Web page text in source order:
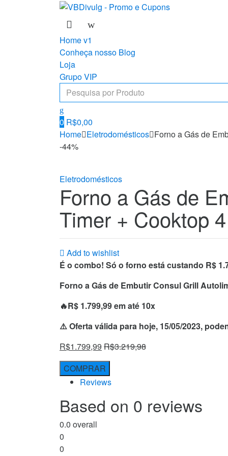
Home v1
Conheça nosso Blog
Loja
Grupo VIP
Search
for:
0 R$0,00
Home Eletrodomésticos Forno a Gás de
-44%
Eletrodomésticos
Forno a Gás de
Timer + Cooktop
Add to wishlist
É o combo! Só o forno está custando R$
Forno a Gás de Embutir Consul Grill
🔥R$ 1.799,99 em até 10x
⚠️ Oferta válida para hoje, 15/05/2023,
R$1.799,99 R$3.219,98
COMPRAR
Reviews
Based on 0 reviews
0.0 overall
0
0